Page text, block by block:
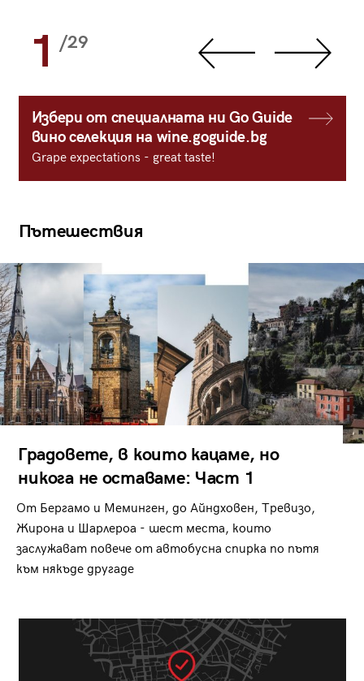
1 /29
Избери от специалната ни Go Guide
вино селекция на wine.goguide.bg
Grape expectations - great taste!
Пътешествия
Градовете, в които кацаме, но
никога не оставаме: Част 1
От Бергамо и Меминген, до Айндховен, Тревизо,
Жирона и Шарлероа - шест места, които
заслужават повече от автобусна спирка по пътя
към някъде другаде